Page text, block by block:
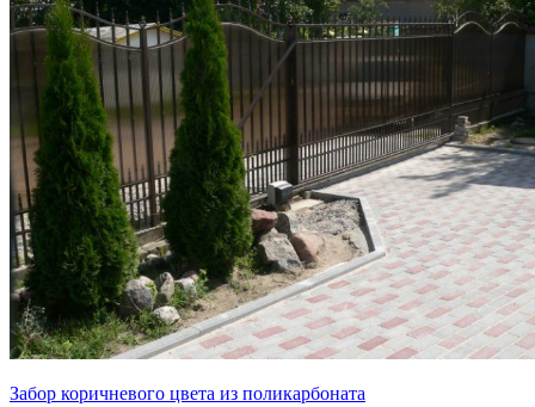
Забор коричневого цвета из поликарбоната